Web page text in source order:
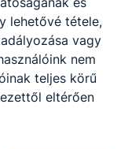
lehetővé tétele,
vagy
nem
teljes körű
eltérően